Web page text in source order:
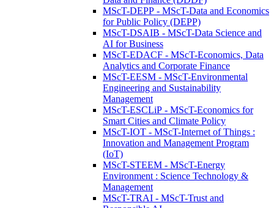
MScT-DEPP - MScT-Data and Economics
for Public Policy (DEPP)
MScT-DSAIB - MScT-Data Science and
AI for Business
MScT-EDACF - MScT-Economics, Data
Analytics and Corporate Finance
MScT-EESM - MScT-Environmental
Engineering and Sustainability
Management
MScT-ESCLiP - MScT-Economics for
Smart Cities and Climate Policy
MScT-IOT - MScT-Internet of Things :
Innovation and Management Program
(IoT)
MScT-STEEM - MScT-Energy
Environment : Science Technology &
Management
MScT-TRAI - MScT-Trust and